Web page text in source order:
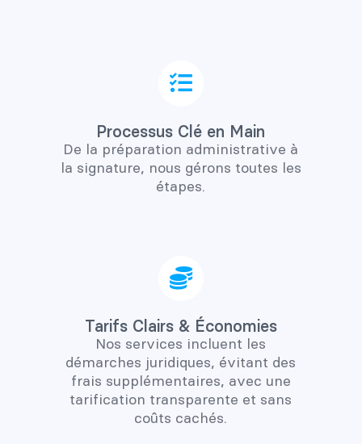
Processus Clé en Main
De la préparation administrative à
la signature, nous gérons toutes les
étapes.
Tarifs Clairs & Économies
Nos services incluent les
démarches juridiques, évitant des
frais supplémentaires, avec une
tarification transparente et sans
coûts cachés.